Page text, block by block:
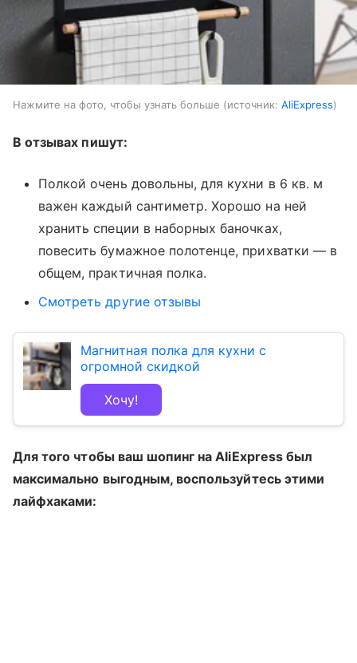
Нажмите на фото, чтобы узнать больше источник: AliExpress
В отзывах пишут:
Полкой очень довольны, для кухни в 6 кв. м
важен каждый сантиметр. Хорошо на ней
хранить специи в наборных баночках,
повесить бумажное полотенце, прихватки — в
общем, практичная полка.
Смотреть другие отзывы
Магнитная полка для кухни с
огромной скидкой
Хочу!
Для того чтобы ваш шопинг на AliExpress был
максимально выгодным, воспользуйтесь этими
лайфхаками: